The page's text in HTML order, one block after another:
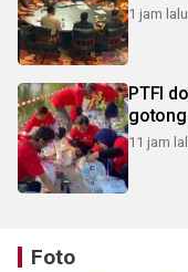
1 jam lalu
PTFI
11 jam
Foto